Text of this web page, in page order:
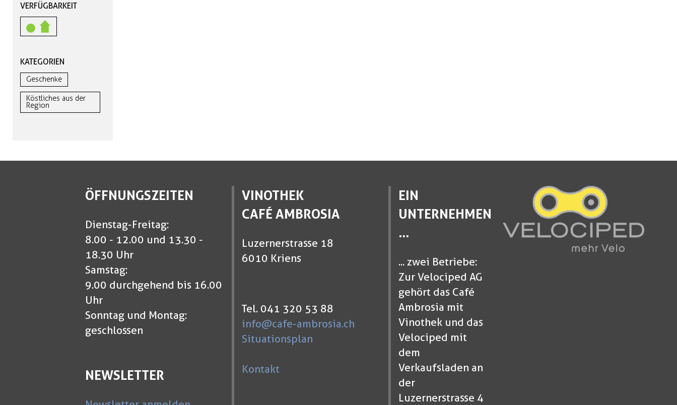
VERFÜGBARKEIT
KATEGORIEN
Geschenke
Köstliches aus der
Region
ÖFFNUNGSZEITEN
Dienstag-Freitag:
8.00 - 12.00 und 13.30 -
18.30 Uhr
Samstag:
9.00 durchgehend bis 16.00
Uhr
Sonntag und Montag:
geschlossen
NEWSLETTER
VINOTHEK
CAFÉ AMBROSIA
Luzernerstrasse 18
6010 Kriens
Tel. 041 320 53 88
info@cafe-ambrosia.ch
Situationsplan
Kontakt
EIN
UNTERNEHMEN
...
... zwei Betriebe:
Zur Velociped AG
gehört das Café
Ambrosia mit
Vinothek und das
Velociped mit
dem
Verkaufsladen an
der
Luzernerstrasse 4